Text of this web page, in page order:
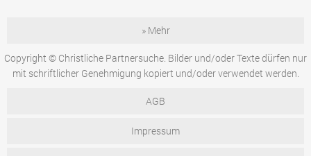
» Mehr
Copyright © Christliche Partnersuche. Bilder und/oder Texte dürfen nur
mit schriftlicher Genehmigung kopiert und/oder verwendet werden.
AGB
Impressum